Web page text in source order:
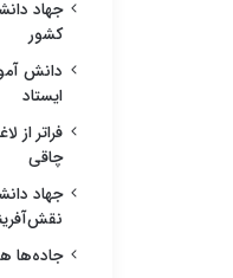
جهاد
کشور
دانش
ایستاد
فراتر از
چاقی
جهاد
جاده‌ها